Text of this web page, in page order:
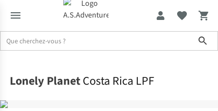
Lonely PlanetCosta Rica LPF